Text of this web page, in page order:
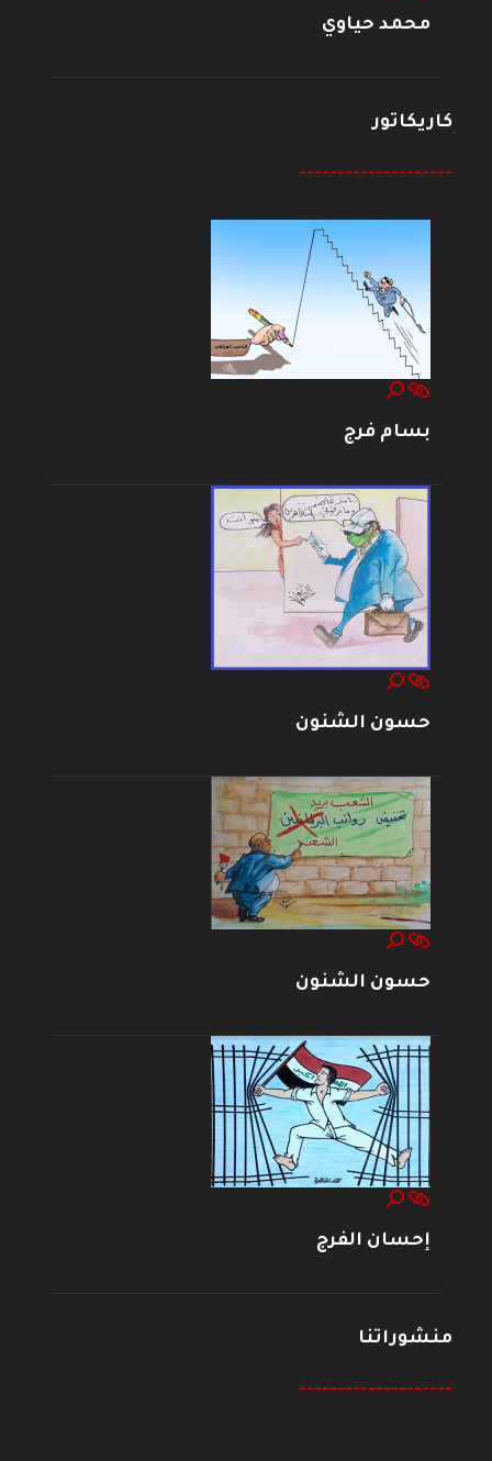
محمد حياوي
كاريكاتور
--------------------
بسام فرج
حسون الشنون
حسون الشنون
إحسان الفرج
منشوراتنا
--------------------